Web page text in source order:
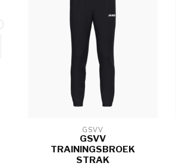
GSVV
GSVV
TRAININGSBROEK
STRAK